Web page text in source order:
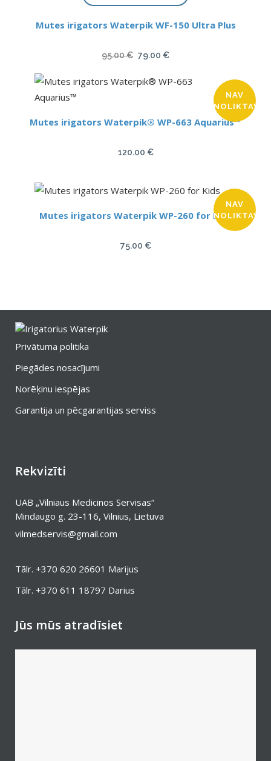
Mutes irigators Waterpik WF-150 Ultra Plus
95.00€ Original
was:
79.00 €Current
is:
NAV
NOLIKTAVĀ
Mutes irigators Waterpik® WP-663 Aquarius™
120.00 €
NAV
NOLIKTAVĀ
Mutes irigators Waterpik WP-260 for Kids
75.00 €
Privātuma politika
Piegādes nosacījumi
Norēķinu iespējas
Garantija un pēcgarantijas serviss
Rekvizīti
UAB „Vilniaus Medicinos Servisas“
Mindaugo g. 23-116, Vilnius, Lietuva
vilmedservis@gmail.com
Tālr. +370 620 26601 Marijus
Tālr. +370 611 18797 Darius
Jūs mūs atradīsiet